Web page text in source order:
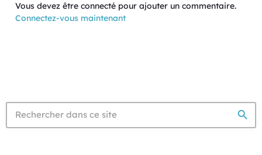
Vous devez être connecté pour ajouter un commentaire.
Connectez-vous maintenant
search